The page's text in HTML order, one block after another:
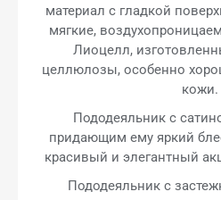
материал с гладкой
мягкие,
Лиоцелл,
целлюлозы, особенно
кожи.
Пододеяльник с
придающим ему яркий
красивый и элегантный
Пододеяльник с